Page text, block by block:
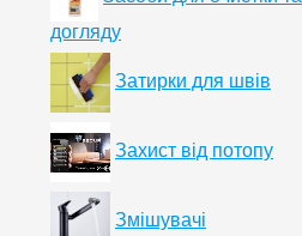
догляду
Затирки для швів
Захист від потопу
Змішувачі